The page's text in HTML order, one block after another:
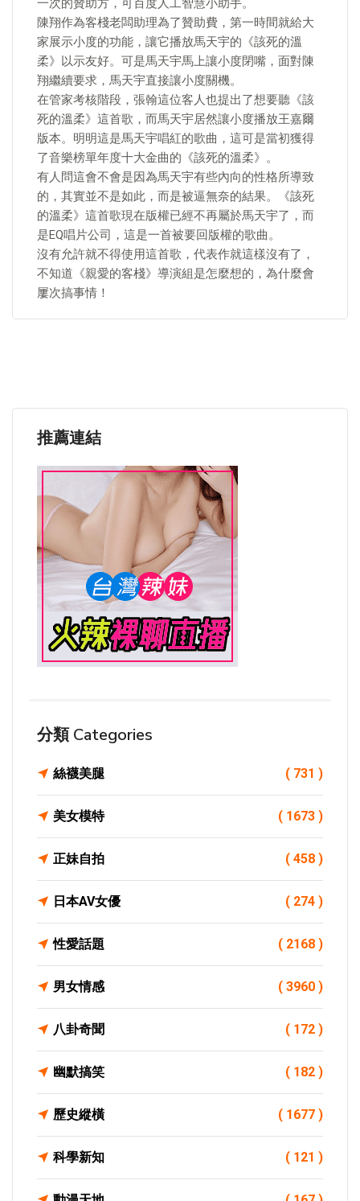
一次的贊助方，可百度人工智慧小助手。
陳翔作為客棧老闆助理為了贊助費，第一時間就給大
家展示小度的功能，讓它播放馬天宇的《該死的溫
柔》以示友好。可是馬天宇馬上讓小度閉嘴，面對陳
翔繼續要求，馬天宇直接讓小度關機。
在管家考核階段，張翰這位客人也提出了想要聽《該
死的溫柔》這首歌，而馬天宇居然讓小度播放王嘉爾
版本。明明這是馬天宇唱紅的歌曲，這可是當初獲得
了音樂榜單年度十大金曲的《該死的溫柔》。
有人問這會不會是因為馬天宇有些內向的性格所導致
的，其實並不是如此，而是被逼無奈的結果。《該死
的溫柔》這首歌現在版權已經不再屬於馬天宇了，而
是EQ唱片公司，這是一首被要回版權的歌曲。
沒有允許就不得使用這首歌，代表作就這樣沒有了，
不知道《親愛的客棧》導演組是怎麼想的，為什麼會
屢次搞事情！
推薦連結
分類 Categories
絲襪美腿 ( 731 )
美女模特 ( 1673 )
正妹自拍 ( 458 )
日本AV女優 ( 274 )
性愛話題 ( 2168 )
男女情感 ( 3960 )
八卦奇聞 ( 172 )
幽默搞笑 ( 182 )
歷史縱橫 ( 1677 )
科學新知 ( 121 )